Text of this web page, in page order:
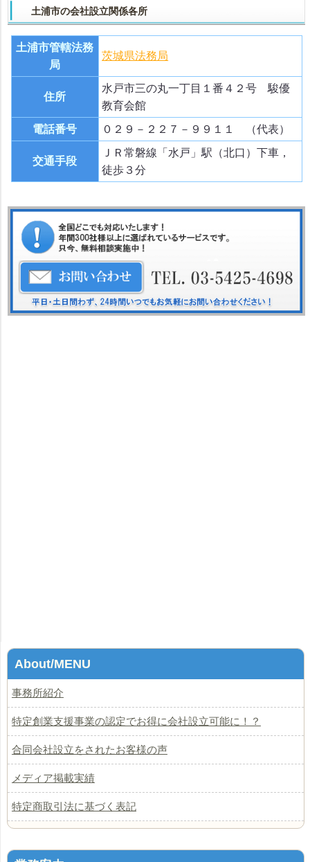
土浦市の会社設立関係各所
土浦市管轄法務
局
茨城県法務局
住所
水戸市三の丸一丁目１番４２号 駿優
教育会館
電話番号
０２９－２２７－９９１１ （代表）
交通手段
ＪＲ常磐線「水戸」駅（北口）下車，
徒歩３分
About/MENU
事務所紹介
特定創業支援事業の認定でお得に会社設立可能に！？
合同会社設立をされたお客様の声
メディア掲載実績
特定商取引法に基づく表記